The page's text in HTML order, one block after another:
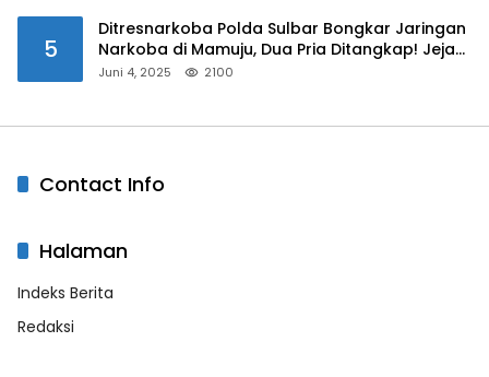
5
Ditresnarkoba Polda Sulbar Bongkar Jaringan
Narkoba di Mamuju, Dua Pria Ditangkap! Jejak
Juni 4, 2025 2100
Contact Info
Halaman
Indeks Berita
Redaksi